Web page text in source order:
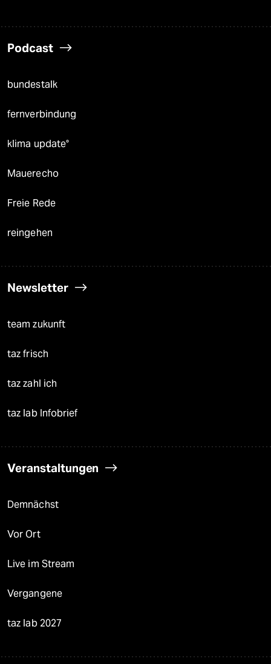
Podcast
bundestalk
fernverbindung
klima update°
Mauerecho
Freie Rede
reingehen
Newsletter
team zukunft
taz frisch
taz zahl ich
taz lab Infobrief
Veranstaltungen
Demnächst
Vor Ort
Live im Stream
Vergangene
taz lab 2027